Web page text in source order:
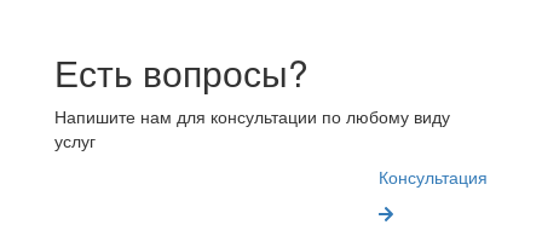
Есть вопросы?
Напишите нам для консультации по любому виду
услуг
Консультация